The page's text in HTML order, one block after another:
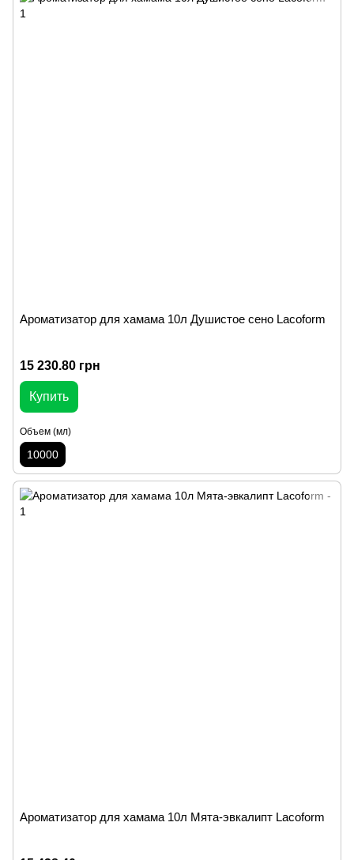
Ароматизатор для хамама 10л Душистое сено Lacoform
15 230.80 грн
Купить
Объем (мл)
10000
Ароматизатор для хамама 10л Мята-эвкалипт Lacoform